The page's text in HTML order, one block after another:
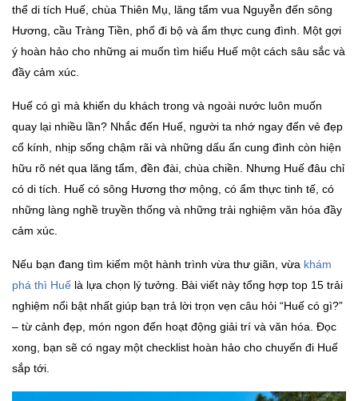
thể di tích Huế, chùa Thiên Mụ, lăng tẩm vua Nguyễn đến sông
Hương, cầu Tràng Tiền, phố đi bộ và ẩm thực cung đình. Một gợi
ý hoàn hảo cho những ai muốn tìm hiểu Huế một cách sâu sắc và
đầy cảm xúc.
Huế có gì mà khiến du khách trong và ngoài nước luôn muốn
quay lại nhiều lần? Nhắc đến Huế, người ta nhớ ngay đến vẻ đẹp
cổ kính, nhịp sống chậm rãi và những dấu ấn cung đình còn hiện
hữu rõ nét qua lăng tẩm, đền đài, chùa chiền. Nhưng Huế đâu chỉ
có di tích. Huế có sông Hương thơ mộng, có ẩm thực tinh tế, có
những làng nghề truyền thống và những trải nghiệm văn hóa đầy
cảm xúc.
Nếu bạn đang tìm kiếm một hành trình vừa thư giãn, vừa khám
phá thì Huế là lựa chọn lý tưởng. Bài viết này tổng hợp top 15 trải
nghiệm nổi bật nhất giúp bạn trả lời trọn vẹn câu hỏi “Huế có gì?”
– từ cảnh đẹp, món ngon đến hoạt động giải trí và văn hóa. Đọc
xong, bạn sẽ có ngay một checklist hoàn hảo cho chuyến đi Huế
sắp tới.